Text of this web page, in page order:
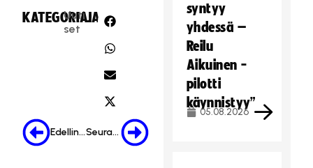
KATEGORIA:
Uuti
set
JAA:
Edellinen Seuraava
syntyy
yhdessä –
Reilu
Aikuinen -
pilotti
käynnistyy”
05.08.2026